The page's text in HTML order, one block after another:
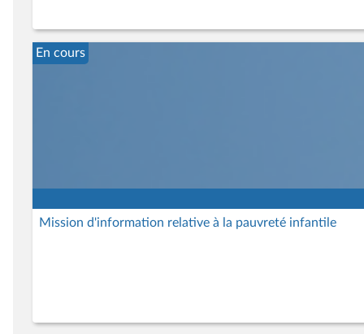
Mission d'information relative à la pauvreté infantile
En cours